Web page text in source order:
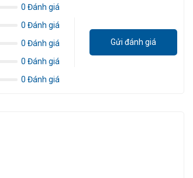
0 Đánh giá
0 Đánh giá
0 Đánh giá
0 Đánh giá
0 Đánh giá
Gửi đánh giá